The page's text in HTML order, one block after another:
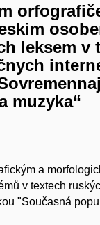
leksem v
muzyka“
a
v textech
"Současná